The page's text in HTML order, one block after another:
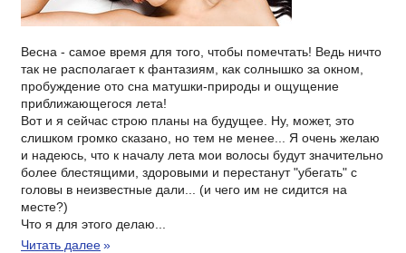
Весна - самое время для того, чтобы помечтать! Ведь ничто
так не располагает к фантазиям, как солнышко за окном,
пробуждение ото сна матушки-природы и ощущение
приближающегося лета!
Вот и я сейчас строю планы на будущее. Ну, может, это
слишком громко сказано, но тем не менее... Я очень желаю
и надеюсь, что к началу лета мои волосы будут значительно
более блестящими, здоровыми и перестанут "убегать" с
головы в неизвестные дали... (и чего им не сидится на
месте?)
Что я для этого делаю...
Читать далее»